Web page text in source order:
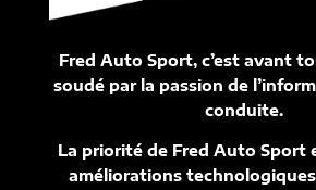
Fred Auto Sport, c’est avant
soudé par la passion de
conduite.
La priorité de Fred Auto Sport
améliorations